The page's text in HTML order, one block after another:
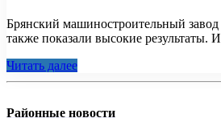
Брянский машиностроительный
также показали высокие результаты.
Читать далее
Районные новости